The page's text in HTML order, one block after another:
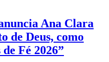
Ana Clara
de Deus, como
Fé 2026”